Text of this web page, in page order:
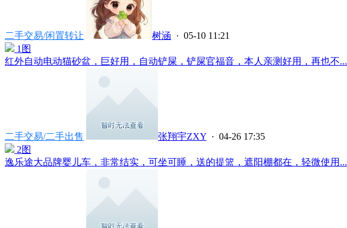
二手交易/闲置转让 树涵 · 05-10 11:21
1图
红外自动电动猫砂盆，巨好用，自动铲屎，铲屎官福音，本人亲测好用，再也不...
二手交易/二手出售 张翔宇ZXY · 04-26 17:35
2图
逸乐途大品牌婴儿车，非常结实，可坐可睡，送的提篮，遮阳棚都在，轻微使用...